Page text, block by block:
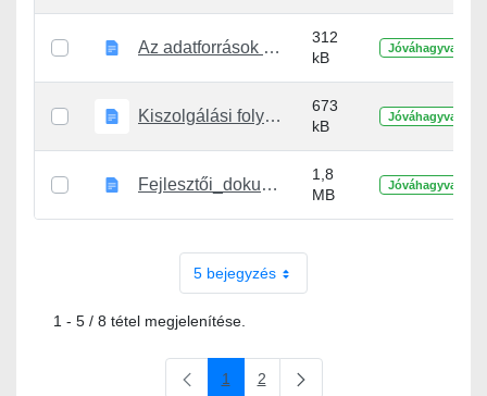
Az adatforrások csatolási felületének implementálásav1.docx
312
kB
Jóváhagyva
Kiszolgálási folyamatok implementációjav1.docx
673
kB
Jóváhagyva
Fejlesztői_dokumentáció.docx
1,8
MB
Jóváhagyva
5 bejegyzés
1 - 5 / 8 tétel megjelenítése.
Oldal
1 Oldal
2